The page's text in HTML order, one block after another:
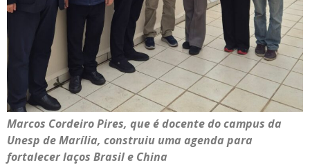
Marcos Cordeiro Pires, que é docente do campus da
Unesp de Marília, construiu uma agenda para
fortalecer laços Brasil e China